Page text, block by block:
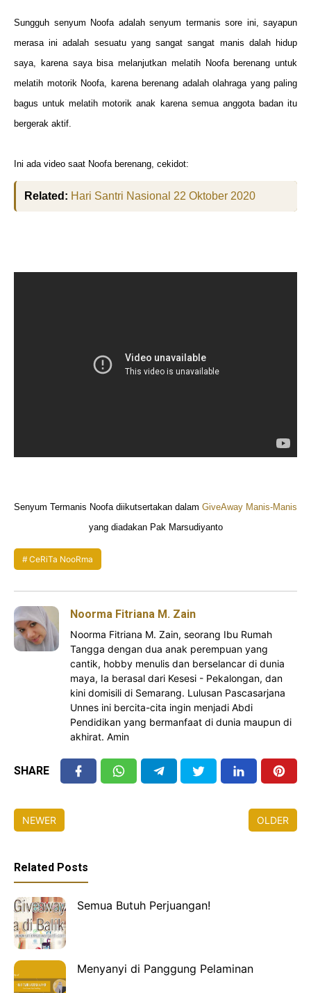
Sungguh senyum Noofa adalah senyum termanis sore ini, sayapun
merasa ini adalah sesuatu yang sangat sangat manis dalah hidup
saya, karena saya bisa melanjutkan melatih Noofa berenang untuk
melatih motorik Noofa, karena berenang adalah olahraga yang paling
bagus untuk melatih motorik anak karena semua anggota badan itu
bergerak aktif.
Ini ada video saat Noofa berenang, cekidot:
Related: Hari Santri Nasional 22 Oktober 2020
Senyum Termanis Noofa diikutsertakan dalam GiveAway Manis-Manis
yang diadakan Pak Marsudiyanto
CeRiTa NooRma
Noorma Fitriana M. Zain
Noorma Fitriana M. Zain, seorang Ibu Rumah
Tangga dengan dua anak perempuan yang
cantik, hobby menulis dan berselancar di dunia
maya, Ia berasal dari Kesesi - Pekalongan, dan
kini domisili di Semarang. Lulusan Pascasarjana
Unnes ini bercita-cita ingin menjadi Abdi
Pendidikan yang bermanfaat di dunia maupun di
akhirat. Amin
SHARE
NEWER OLDER
Related Posts
Semua Butuh Perjuangan!
Menyanyi di Panggung Pelaminan